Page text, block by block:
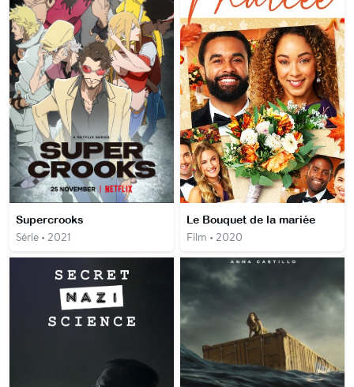
Supercrooks
Série • 2021
Le Bouquet de la mariée
Film • 2020